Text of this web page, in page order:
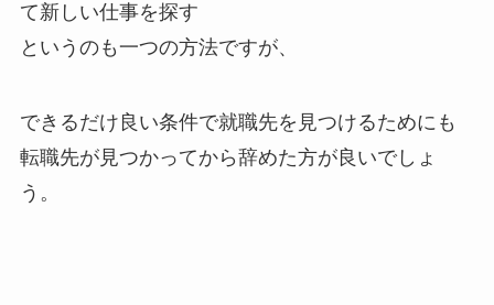
て新しい仕事を探す
というのも一つの方法ですが、
できるだけ良い条件で就職先を見つけるためにも
転職先が見つかってから辞めた方が良いでしょ
う。